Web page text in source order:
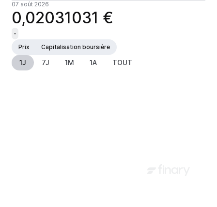
07 août 2026
0,02031031 €
-
Prix
Capitalisation boursière
1J 7J 1M 1A TOUT